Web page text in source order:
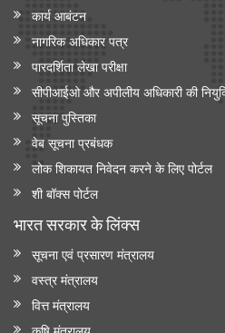
कार्य आबंटन
नागरिक अधिकार पत्र
पारदर्शिता लेखा परीक्षा
सीपीआईओ और अपी‍लीय अधिकारी की
सूचना पुस्तिका
वेब सूचना प्रबंधक
लोक शिकायत निवेदन करने के लिए पोर्टल
शी बॉक्स पोर्टल
भारत सरकार के लिंक्‍स
सूचना एवं प्रसारण मंत्रालय
वस्त्र मंत्रालय
वित्त मंत्रालय